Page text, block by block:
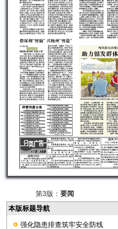
第3版： 要闻
本版标题导航
强化隐患排查筑牢安全防线